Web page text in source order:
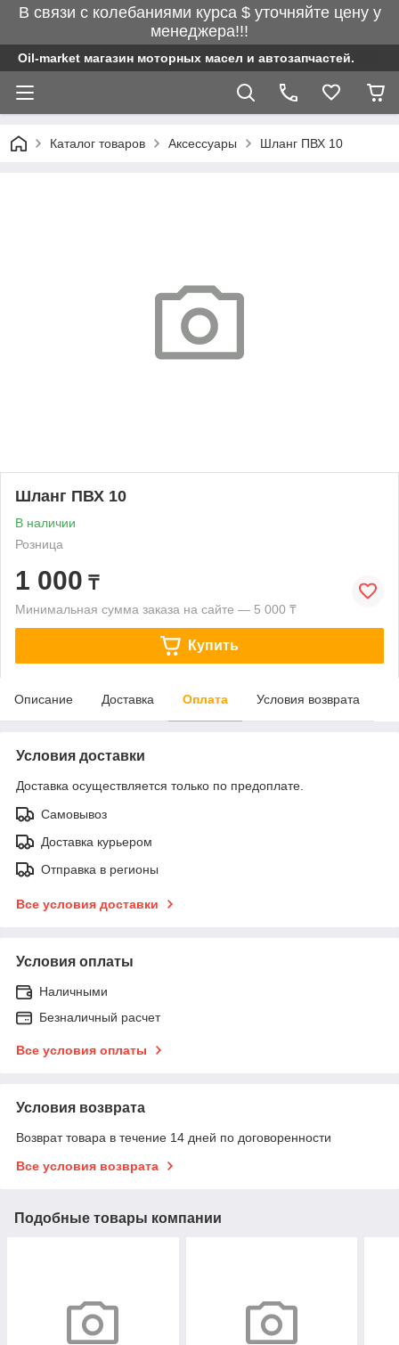
В связи с колебаниями курса $ уточняйте цену у
менеджера!!!
Oil-market магазин моторных масел и автозапчастей.
Каталог товаров Аксессуары Шланг ПВХ 10
Шланг ПВХ 10
В наличии
Розница
1 000 ₸
Минимальная сумма заказа на сайте — 5 000 ₸
Купить
Описание Доставка Оплата Условия возврата
Условия доставки
Доставка осуществляется только по предоплате.
Самовывоз
Доставка курьером
Отправка в регионы
Все условия доставки
Условия оплаты
Наличными
Безналичный расчет
Все условия оплаты
Условия возврата
Возврат товара в течение 14 дней по договоренности
Все условия возврата
Подобные товары компании